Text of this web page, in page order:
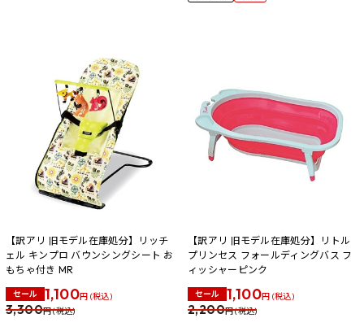
【訳アリ 旧モデル在庫処分】リッチ
ェル キンプロ バウンシングシート お
もちゃ付き MR
セール 1,100円 (税込)
3,300円 (税込)
【訳アリ 旧モデル在庫処分】リトル
プリンセス フォールディングバス フ
ィッシャーピンク
セール 1,100円 (税込)
2,200円 (税込)